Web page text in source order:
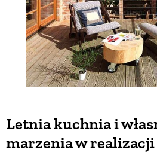
Letnia kuchnia i
marzenia w realizacji